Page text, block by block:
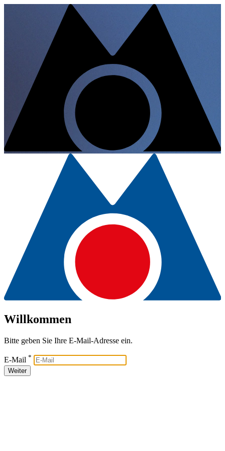
Willkommen
Bitte geben Sie Ihre E-Mail-Adresse ein.
E-Mail *
Weiter